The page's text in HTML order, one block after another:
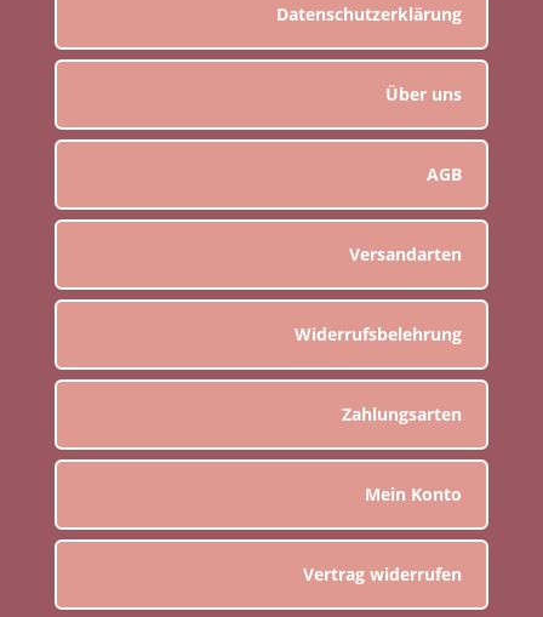
Datenschutzerklärung
Über uns
AGB
Versandarten
Widerrufsbelehrung
Zahlungsarten
Mein Konto
Vertrag widerrufen